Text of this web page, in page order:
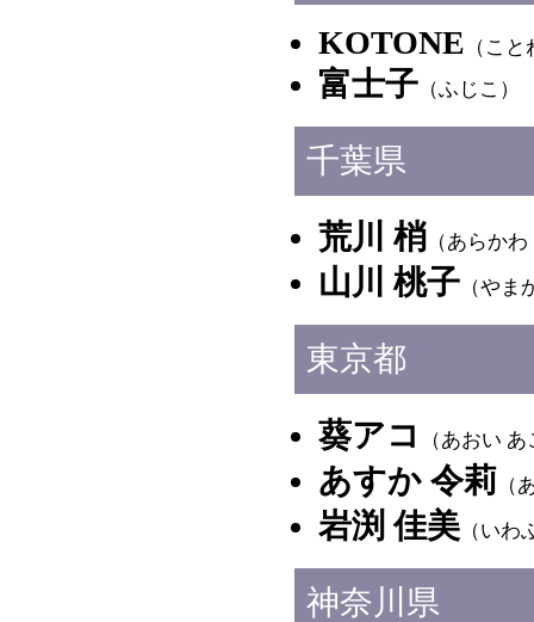
KOTONE （こ
富士子 （ふじこ）
千葉県
荒川 梢 （あらか
山川 桃子 （やま
東京都
葵アコ （あおい
あすか 令莉 （
岩渕 佳美 （いわ
神奈川県